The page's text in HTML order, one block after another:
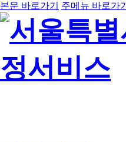
본문 바로가기 주메뉴 바로가기